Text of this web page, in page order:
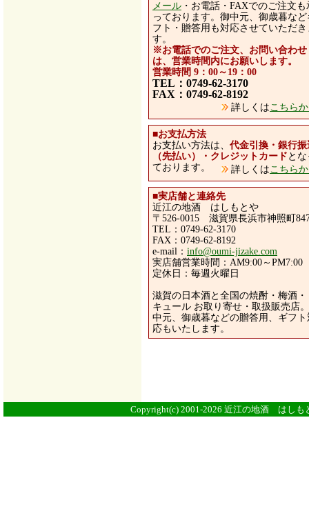
メール ・お電話・FAXでのご注文も
っております。御中元、御歳暮など
フト・贈答用も対応させていただき
す。
※お電話でのご注文、お問い合わせ
は、営業時間内にお願いします。
営業時間 9：00～19：00
TEL：0749-62-3170
FAX：0749-62-8192
詳しくはこちら
■お支払方法
お支払い方法は、 代金引換・銀行振
（先払い）・クレジットカード とな
ております。
詳しくはこちら
■実店舗と連絡先
近江の地酒 はしもとや
〒526-0015 滋賀県長浜市神照町
TEL：0749-62-3170
FAX：0749-62-8192
e-mail： info@oumi-jizake.com
実店舗営業時間：AM9:00～PM7:00
定休日：毎週火曜日
滋賀の日本酒と全国の焼酎・梅酒・
キュール お取り寄せ・取扱販売店
中元、御歳暮などの贈答用、ギフト
応もいたします。
Copyright(c) 2001-2026 近江の地酒 はしも